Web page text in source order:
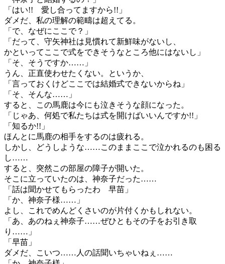
「はい!! 愛し合ってますから!!」
ダメだ、私の理解の範疇は超えてる。
「で、なぜにここで？」
「だって、守矢神社は見慣れて新鮮味がないし、
かといってここで式をできそうなところ他にはないし」
「そ、そうですか……」
うん、正直使わせたくない。というか、
「言っておくけどここでは結婚式できないからね」
「そ、そんな……」
すると、この馬鹿は今にも泣きそうな顔になった。
「じゃあ、何処で私たちは式を開けばいいんですか!!」
「知るか!!」
ほんとに馬鹿の相手をするのは疲れる。
しかし、どうしような……このままここで泣かれるのも困る
し……
すると、突然この部屋の障子が開いた。
そこに立っていたのは、神奈子だった……
「話は聞かせてもらったわ 早苗」
「か、神奈子様……」
よし、これでめんどくさいのが片付くかもしれない。
「あ、あのねぇ神奈子……ぜひともその子をお引き取
り……」
「早苗」
ダメだ、こいつ……人の話聞いちゃいねぇ……